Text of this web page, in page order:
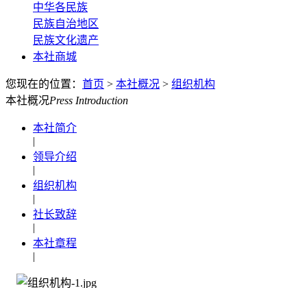
中华各民族
民族自治地区
民族文化遗产
本社商城
您现在的位置： 首页 > 本社概况 > 组织机构
本社概况Press Introduction
本社简介
|
领导介绍
|
组织机构
|
社长致辞
|
本社章程
|